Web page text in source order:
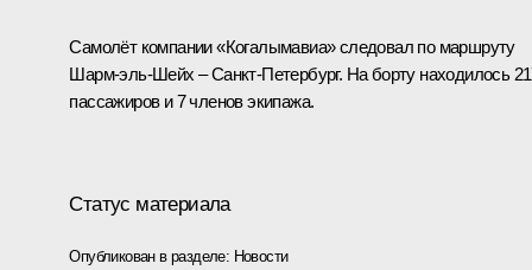
Самолёт компании «Когалымавиа» следовал по маршруту
Шарм-эль-Шейх – Санкт-Петербург. На борту находилось
пассажиров и 7 членов экипажа.
Статус материала
Опубликован в разделе: Новости